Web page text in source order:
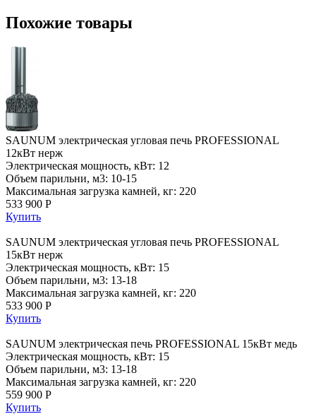
Похожие товары
SAUNUM электрическая угловая печь PROFESSIONAL
12кВт нерж
Электрическая мощность, кВт: 12
Объем парильни, м3: 10-15
Максимальная загрузка камней, кг: 220
533 900 Р
Купить
SAUNUM электрическая угловая печь PROFESSIONAL
15кВт нерж
Электрическая мощность, кВт: 15
Объем парильни, м3: 13-18
Максимальная загрузка камней, кг: 220
533 900 Р
Купить
SAUNUM электрическая печь PROFESSIONAL 15кВт медь
Электрическая мощность, кВт: 15
Объем парильни, м3: 13-18
Максимальная загрузка камней, кг: 220
559 900 Р
Купить